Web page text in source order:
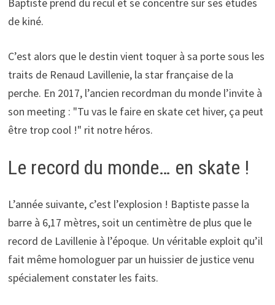
de kiné.
C’est alors que le destin vient toquer à sa porte sous les
traits de Renaud Lavillenie, la star française de la
perche. En 2017, l’ancien recordman du monde l’invite à
son meeting : "Tu vas le faire en skate cet hiver, ça peut
être trop cool !" rit notre héros.
Le record du monde… en skate !
L’année suivante, c’est l’explosion ! Baptiste passe la
barre à 6,17 mètres, soit un centimètre de plus que le
record de Lavillenie à l’époque. Un véritable exploit qu’il
fait même homologuer par un huissier de justice venu
spécialement constater les faits.